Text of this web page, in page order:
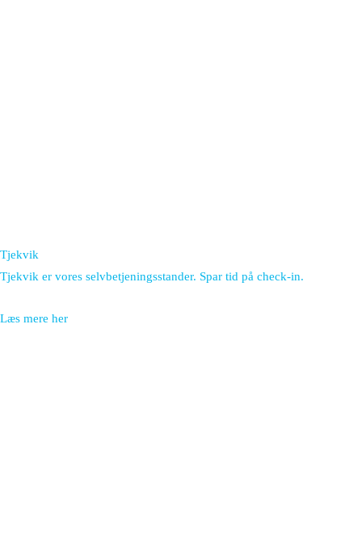
Tjekvik
Tjekvik er vores selvbetjeningsstander. Spar tid på check-in.
Læs mere her